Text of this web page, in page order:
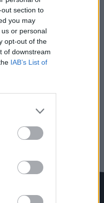
section to
you may
or personal
opt-out of the
of downstream
IAB’s List of